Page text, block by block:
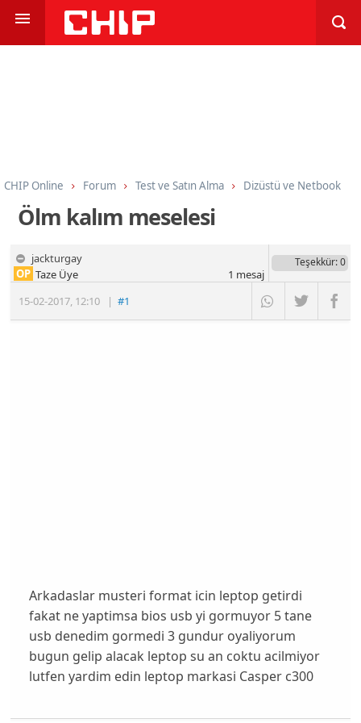
CHIP Online Forum Test ve Satın Alma Dizüstü ve Netbook
Ölm kalım meselesi
jackturgay
15-02-2017, 12:10 |#1
OP Taze Üye
Teşekkür: 0
1 mesaj
Arkadaslar musteri format icin leptop getirdi
fakat ne yaptimsa bios usb yi gormuyor 5 tane
usb denedim gormedi 3 gundur oyaliyorum
bugun gelip alacak leptop su an coktu acilmiyor
lutfen yardim edin leptop markasi Casper c300